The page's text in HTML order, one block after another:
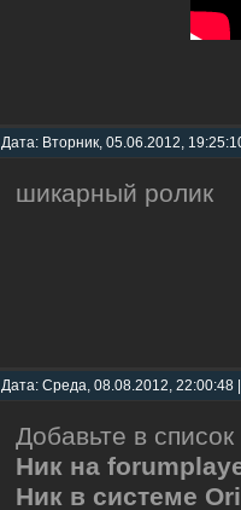
Дата: Вторник, 05.06.2012,
шикарный ролик
Дата: Среда, 08.08.2012,
Добавьте в список
Ник на
Ник в системе